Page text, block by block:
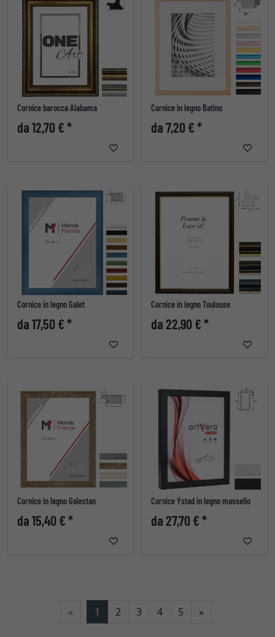
Cornice barocca Alabama
da 12,70 € *
Cornice in legno Batino
da 7,20 € *
Cornice in legno Galet
da 17,50 € *
Cornice in legno Toulouse
da 22,90 € *
Cornice in legno Golestan
da 15,40 € *
Cornice Ystad in legno massello
da 27,70 € *
« 1 2 3 4 5 »Avanti